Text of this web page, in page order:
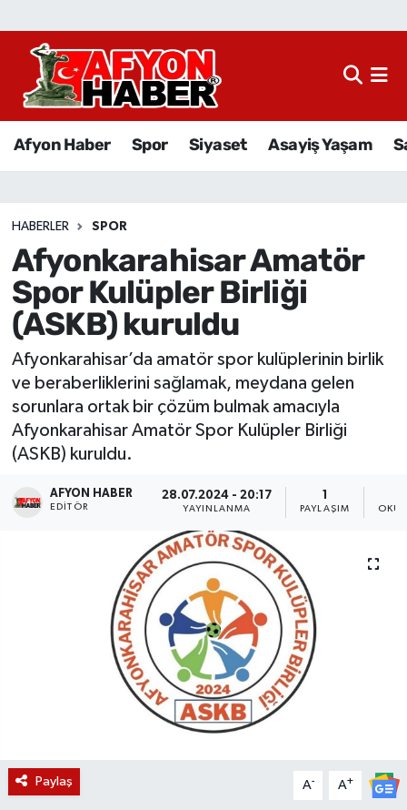
Afyon Haber Spor Siyaset Asayiş Yaşam
HABERLER SPOR
Afyonkarahisar Amatör
Spor Kulüpler Birliği
(ASKB) kuruldu
Afyonkarahisar’da amatör spor kulüplerinin birlik
ve beraberliklerini sağlamak, meydana gelen
sorunlara ortak bir çözüm bulmak amacıyla
Afyonkarahisar Amatör Spor Kulüpler Birliği
(ASKB) kuruldu.
AFYON HABER
EDITÖR
28.07.2024 - 20:17
YAYINLANMA PAYLAŞIM
Paylaş A- A+
Afyon Haber
Sağlık
Eğitim
Ekonomi
Magazin
Etkinlikler